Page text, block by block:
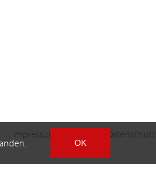
OK
Impressum Datenschutz